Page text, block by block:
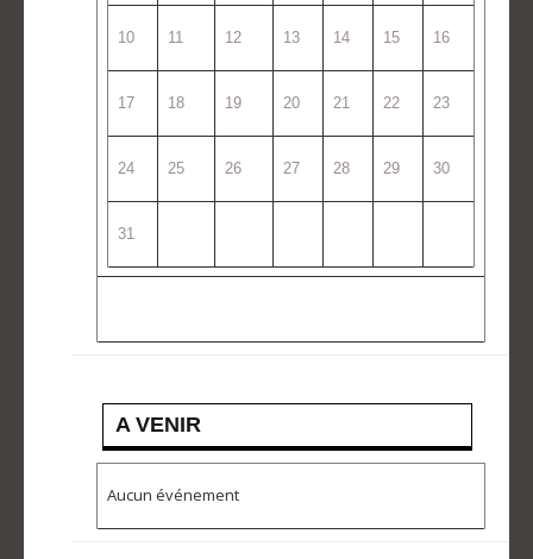
10 11 12 13 14 15 16
17 18 19 20 21 22 23
24 25 26 27 28 29 30
31
A VENIR
Aucun événement